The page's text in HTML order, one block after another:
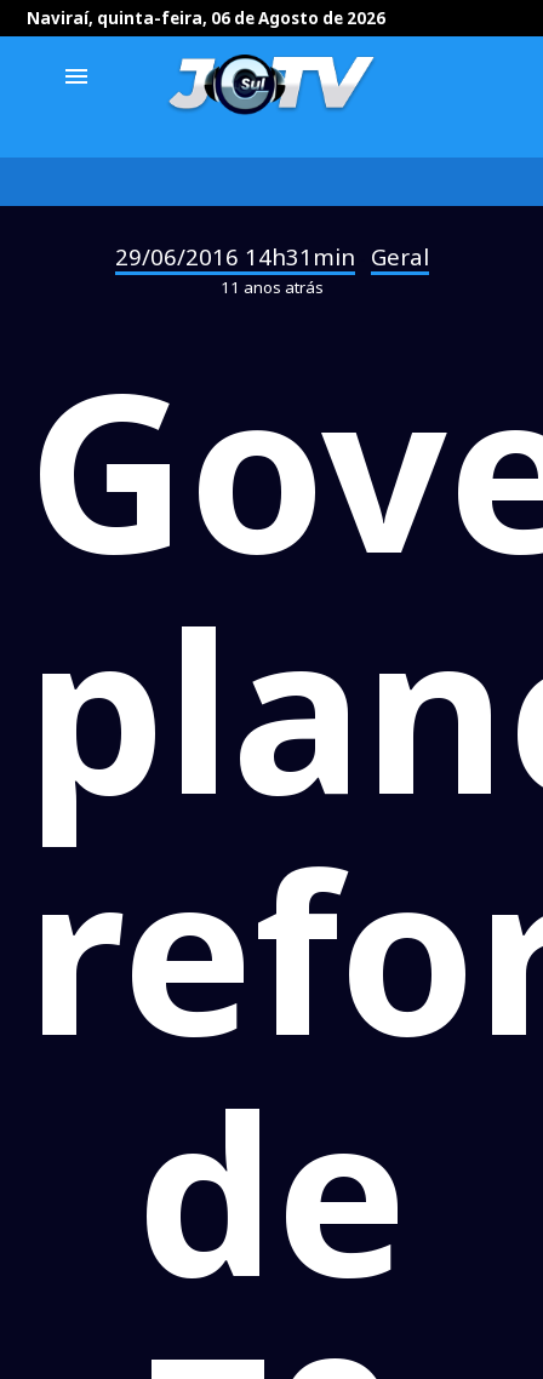
Naviraí, quinta-feira, 06 de Agosto de 2026
menu
29/06/2016 14h31min Geral
11 anos atrás
de